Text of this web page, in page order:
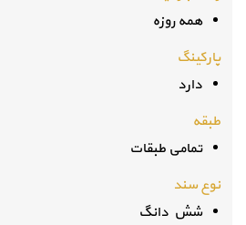
همه روزه
پارکینگ
دارد
طبقه
تمامی طبقات
نوع سند
شش دانگ